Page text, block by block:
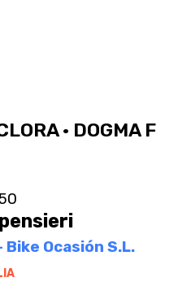
· DOGMA F
Ocasión S.L.